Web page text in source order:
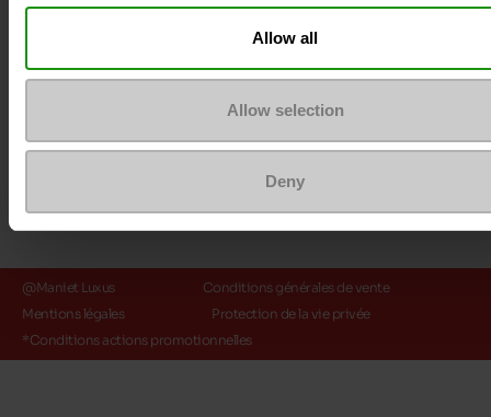
Allow all
Allow selection
Deny
@Maniet Luxus
Conditions générales de vente
Mentions légales
Protection de la vie privée
*Conditions actions promotionnelles